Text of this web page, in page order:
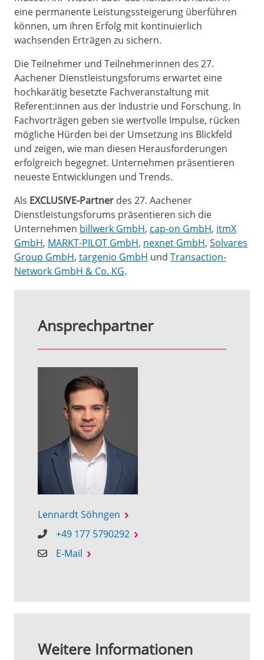
eine permanente Leistungssteigerung überführen
können, um ihren Erfolg mit kontinuierlich
wachsenden Erträgen zu sichern.
Die Teilnehmer und Teilnehmerinnen des 27.
Aachener Dienstleistungsforums erwartet eine
hochkarätig besetzte Fachveranstaltung mit
Referent:innen aus der Industrie und Forschung. In
Fachvorträgen geben sie wertvolle Impulse, rücken
mögliche Hürden bei der Umsetzung ins Blickfeld
und zeigen, wie man diesen Herausforderungen
erfolgreich begegnet. Unternehmen präsentieren
neueste Entwicklungen und Trends.
Als EXCLUSIVE-Partner des 27. Aachener
Dienstleistungsforums präsentieren sich die
Unternehmen billwerk GmbH, cap-on GmbH, itmX
GmbH, MARKT-PILOT GmbH, nexnet GmbH, Solvares
Group GmbH, targenio GmbH und Transaction-
Network GmbH & Co. KG.
Ansprechpartner
Lennardt Söhngen
+49 177 5790292
E-Mail
Weitere Informationen